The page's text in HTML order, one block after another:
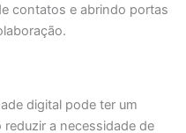
contatos e abrindo portas
digital pode ter um
reduzir a necessidade de